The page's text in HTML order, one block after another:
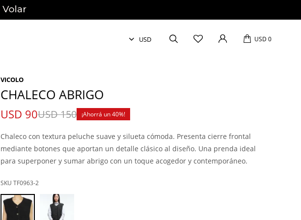
USD 0
VICOLO
CHALECO ABRIGO
USD 90USD150 40
Chaleco con textura peluche suave y silueta cómoda. Presenta cierre frontal
mediante botones que aportan un detalle clásico al diseño. Una prenda ideal
para superponer y sumar abrigo con un toque acogedor y contemporáneo.
TF0963-2